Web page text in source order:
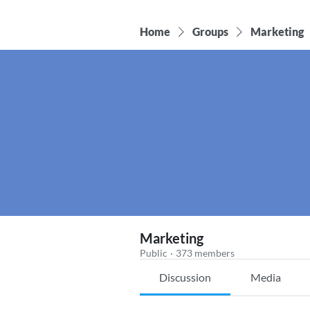
Home Groups Marketing
Marketing
Public · 373 members
Discussion Media